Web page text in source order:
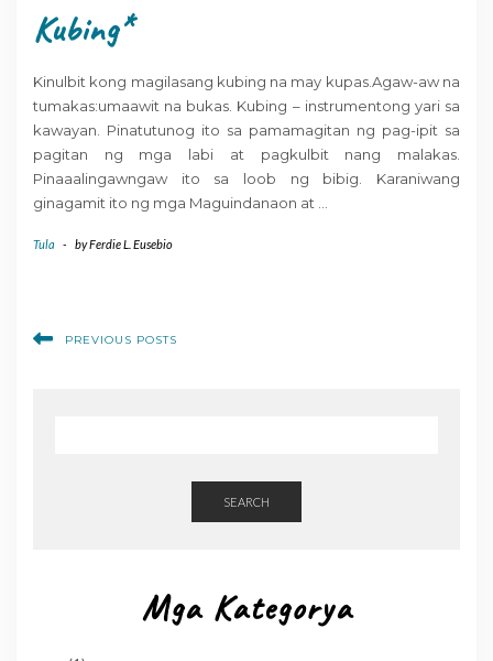
Kubing*
Kinulbit kong magilasang kubing na may kupas.Agaw-aw na
tumakas:umaawit na bukas. Kubing – instrumentong yari sa
kawayan. Pinatutunog ito sa pamamagitan ng pag-ipit sa
pagitan ng mga labi at pagkulbit nang malakas.
Pinaaalingawngaw ito sa loob ng bibig. Karaniwang
ginagamit ito ng mga Maguindanaon at …
Tula - byFerdie L. Eusebio
PREVIOUS POSTS
SEARCH
Mga Kategorya